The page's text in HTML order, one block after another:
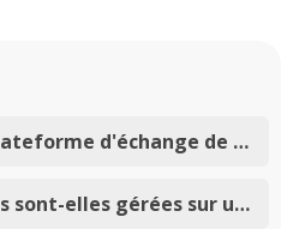
Qu'est-ce qu'une plateforme d'échange de cryptomonnaies ?
Les cryptomonnaies sont-elles gérées sur un exchange centralisé ?